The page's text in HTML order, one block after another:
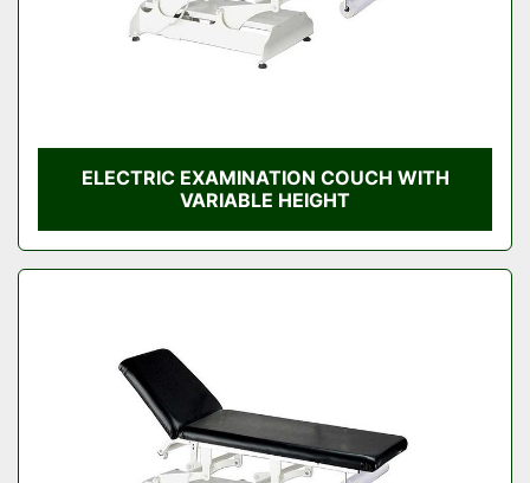
ELECTRIC EXAMINATION COUCH WITH
VARIABLE HEIGHT